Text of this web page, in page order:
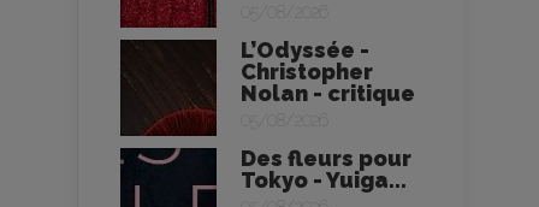
05/08/2026
L’Odyssée -
Christopher
Nolan - critique
05/08/2026
Des fleurs pour
Tokyo - Yuiga...